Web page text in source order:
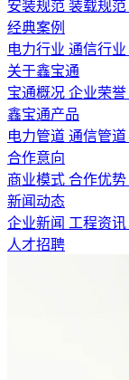
安装规范 装载规范
经典案例
电力行业 通信行业
关于鑫宝通
宝通概况 企业荣誉
鑫宝通产品
电力管道 通信管道
合作意向
商业模式 合作优势
新闻动态
企业新闻 工程资讯
人才招聘